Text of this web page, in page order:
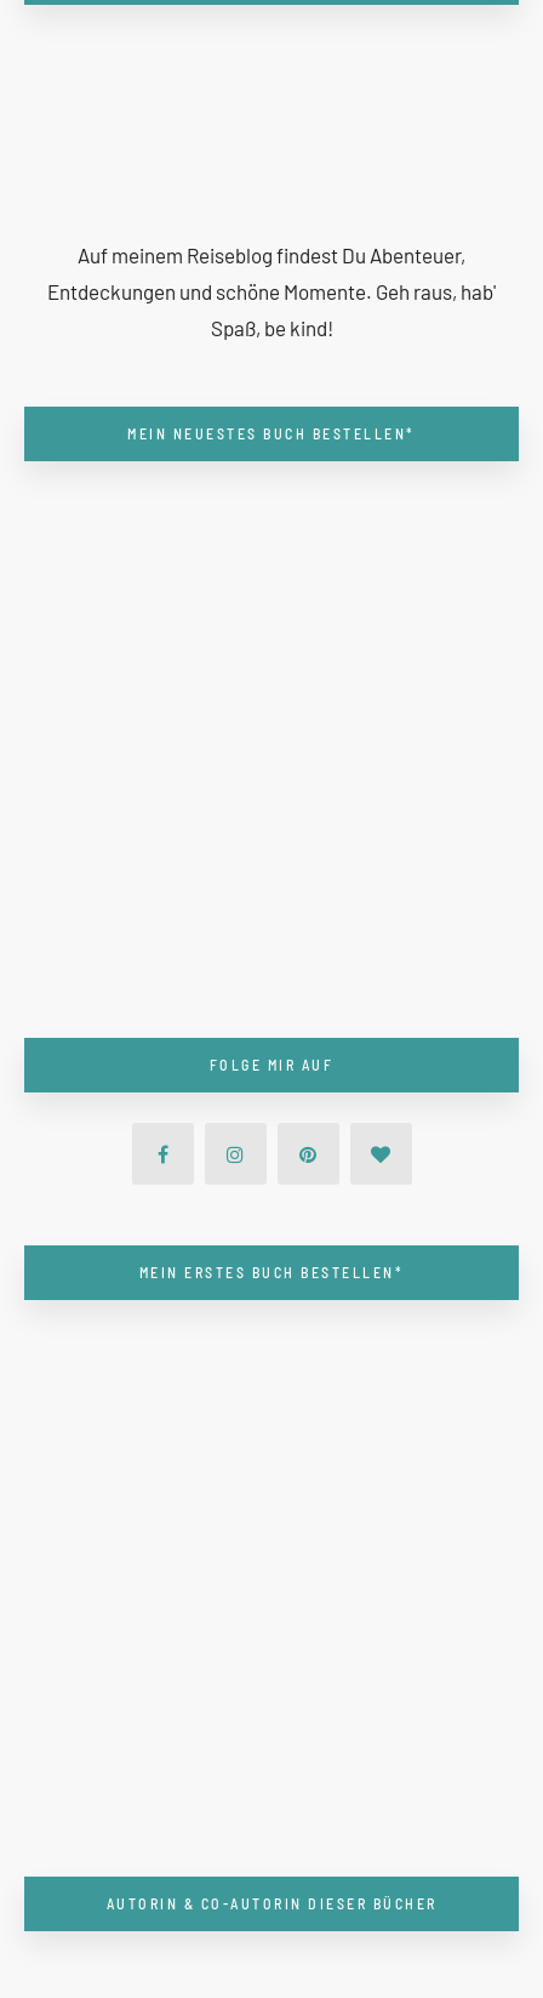
Auf meinem Reiseblog findest Du Abenteuer,
Entdeckungen und schöne Momente. Geh raus, hab'
Spaß, be kind!
MEIN NEUESTES BUCH BESTELLEN*
FOLGE MIR AUF
MEIN ERSTES BUCH BESTELLEN*
AUTORIN & CO-AUTORIN DIESER BÜCHER